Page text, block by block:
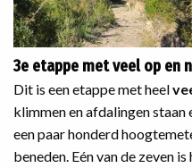
3e etappe met veel op en
Dit is een etappe met heel
klimmen en afdalingen staan
een paar honderd
beneden. Eén van de zeven